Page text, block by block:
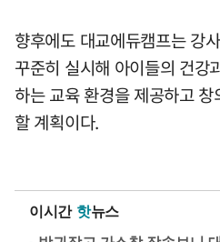
향후에도 대교에듀캠프는 강
꾸준히 실시해 아이들의 건강
하는 교육 환경을 제공하고
할 계획이다.
이시간 핫뉴스